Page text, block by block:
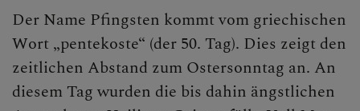
Christi Himmelfahrt
Advent
Weihnachten
Der Name Pfingsten kommt vom griechischen
Wort „pentekoste“ (der 50. Tag). Dies zeigt den
zeitlichen Abstand zum Ostersonntag an. An
diesem Tag wurden die bis dahin ängstlichen